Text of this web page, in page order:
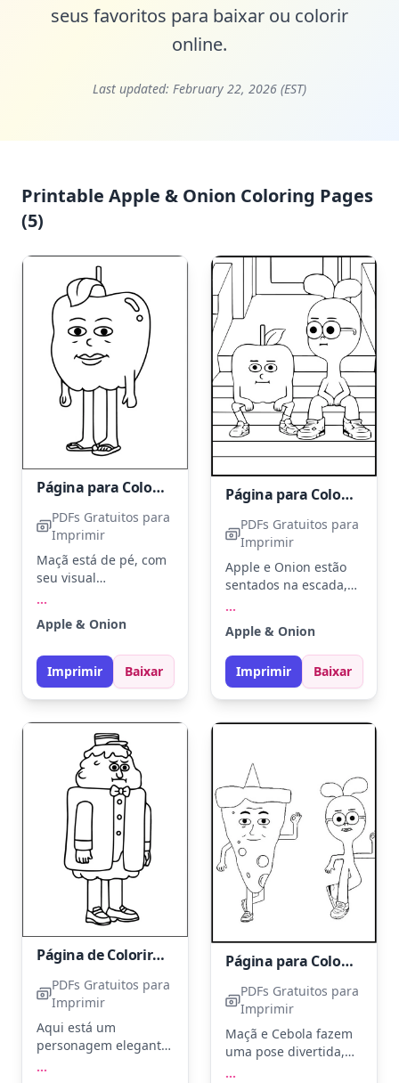
seus favoritos para baixar ou colorir
online.
Last updated: February 22, 2026 (EST)
Printable Apple & Onion Coloring Pages
(5)
Página para Colorir de Maçã e Cebola para Imprimir Grátis
PDFs Gratuitos para
Imprimir
Maçã está de pé, com
seu visual
Use tons de vermelho
para a folha. Adicione
um toque de amarelo
nas sandálias para
mais diversão!
...
Apple & Onion
Imprimir Baixar
Página para Colorir de Apple and Onion
PDFs Gratuitos para
Imprimir
Apple e Onion estão
sentados na escada,
vermelho para Apple e
verde para sua folha,
enquanto Onion pode
ficar amarelo com
seu acessório.
lápis de cor para dar
textura aos degraus.
...
Apple & Onion
Imprimir Baixar
Página de Colorir Grátis de Maçã e Cebola
PDFs Gratuitos para
Imprimir
Aqui está um
personagem elegante
...
Página para Colorir de Maçã e Cebola para Imprimir
PDFs Gratuitos para
Imprimir
Maçã e Cebola fazem
uma pose divertida,
...